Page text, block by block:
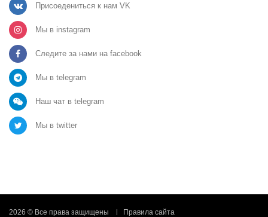
Присоедениться к нам VK
Мы в instagram
Следите за нами на facebook
Мы в telegram
Наш чат в telegram
Мы в twitter
2026 © Все права защищены Правила сайта